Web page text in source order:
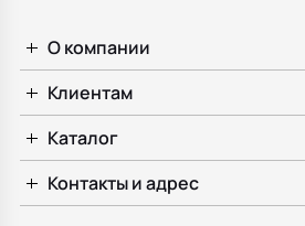
О компании
Клиентам
Каталог
Контакты и адрес